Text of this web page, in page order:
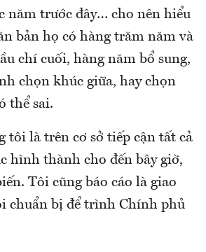
năm trước đây… cho nên hiểu
bản họ có hàng trăm năm và
chí cuối, hàng năm bổ sung,
chọn khúc giữa, hay chọn
thể sai.
tôi là trên cơ sở tiếp cận tất cả
hình thành cho đến bây giờ,
Tôi cũng báo cáo là giao
chuẩn bị để trình Chính phủ